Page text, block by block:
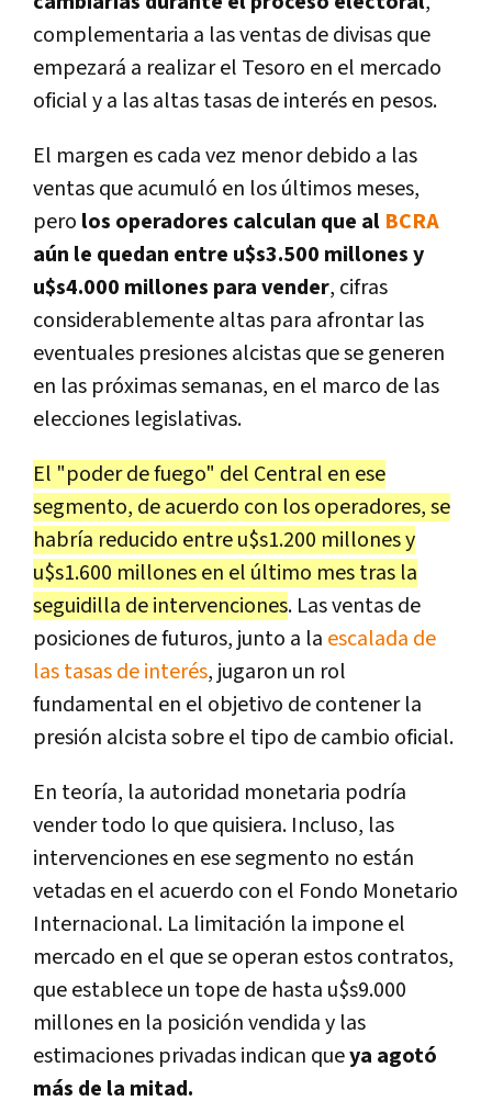
complementaria a las ventas de divisas que
empezará a realizar el Tesoro en el mercado
oficial y a las altas tasas de interés en pesos.
El margen es cada vez menor debido a las
ventas que acumuló en los últimos meses,
pero los operadores calculan que al BCRA
aún le quedan entre u$s3.500 millones y
u$s4.000 millones para vender, cifras
considerablemente altas para afrontar las
eventuales presiones alcistas que se generen
en las próximas semanas, en el marco de las
elecciones legislativas.
El "poder de fuego" del Central en ese
segmento, de acuerdo con los operadores, se
habría reducido entre u$s1.200 millones y
u$s1.600 millones en el último mes tras la
seguidilla de intervenciones. Las ventas de
posiciones de futuros, junto a la escalada de
las tasas de interés, jugaron un rol
fundamental en el objetivo de contener la
presión alcista sobre el tipo de cambio oficial.
En teoría, la autoridad monetaria podría
vender todo lo que quisiera. Incluso, las
intervenciones en ese segmento no están
vetadas en el acuerdo con el Fondo Monetario
Internacional. La limitación la impone el
mercado en el que se operan estos contratos,
que establece un tope de hasta u$s9.000
millones en la posición vendida y las
estimaciones privadas indican queya agotó
más de la mitad.